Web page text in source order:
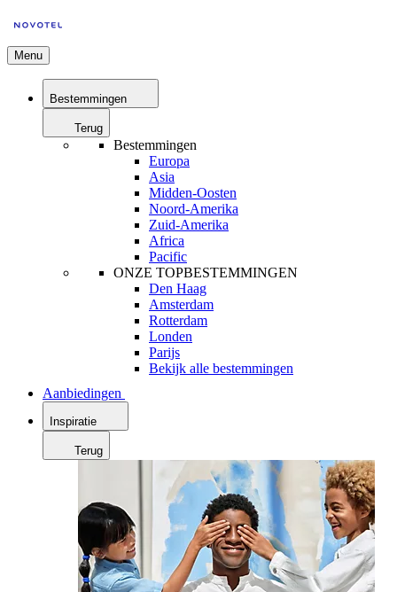
Menu
Bestemmingen
Terug
Bestemmingen
Europa
Asia
Midden-Oosten
Noord-Amerika
Zuid-Amerika
Africa
Pacific
ONZE TOPBESTEMMINGEN
Den Haag
Amsterdam
Rotterdam
Londen
Parijs
Bekijk alle bestemmingen
Aanbiedingen
Inspiratie
Terug